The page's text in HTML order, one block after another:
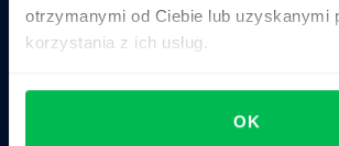
otrzymanymi od Ciebie lub uzyskanymi
korzystania z ich usług.
OK
Business driven.